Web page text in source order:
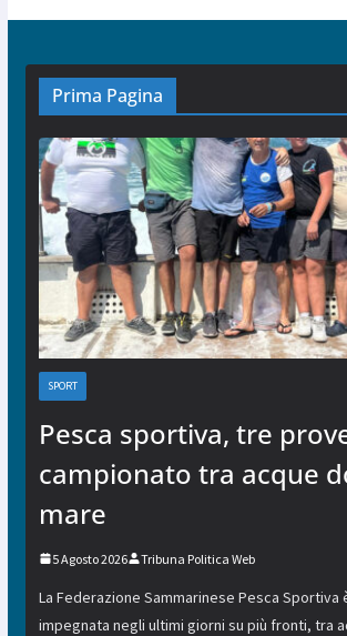
Prima Pagina
SPORT
Pesca sportiva, tre
campionato tra acque
mare
5 Agosto 2026 Tribuna Politica Web
La Federazione Sammarinese Pesca Sportiva
impegnata negli ultimi giorni su più fronti, tra